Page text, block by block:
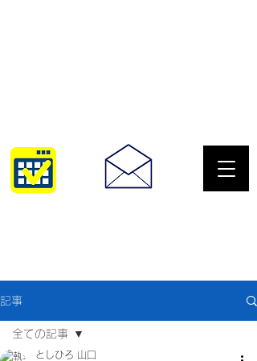
記事
全ての記事
としひろ 山口